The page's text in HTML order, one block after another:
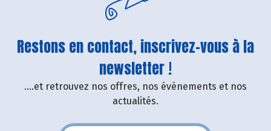
Restons en contact, inscrivez-vous à la
newsletter !
....et retrouvez nos offres, nos événements et nos
actualités.